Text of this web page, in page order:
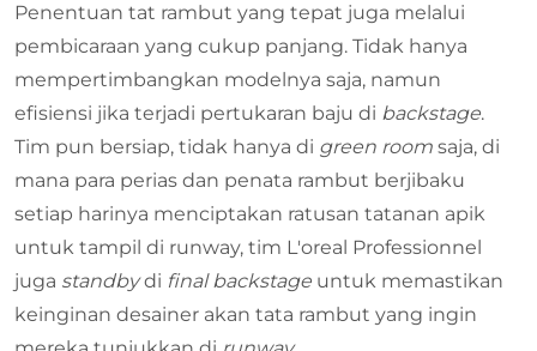
Penentuan tat rambut yang tepat juga melalui
pembicaraan yang cukup panjang. Tidak hanya
mempertimbangkan modelnya saja, namun
efisiensi jika terjadi pertukaran baju di backstage.
Tim pun bersiap, tidak hanya di green room saja, di
mana para perias dan penata rambut berjibaku
setiap harinya menciptakan ratusan tatanan apik
untuk tampil di runway, tim L'oreal Professionnel
juga standbydi final backstage untuk memastikan
keinginan desainer akan tata rambut yang ingin